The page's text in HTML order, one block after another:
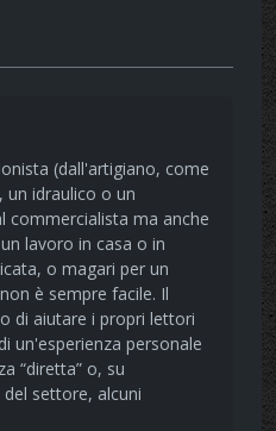
(dall'artigiano, come
un idraulico o un
commercialista ma anche
lavoro in casa o in
o magari per un
è sempre facile. Il
di aiutare i propri lettori
un'esperienza personale
“diretta” o, su
settore, alcuni